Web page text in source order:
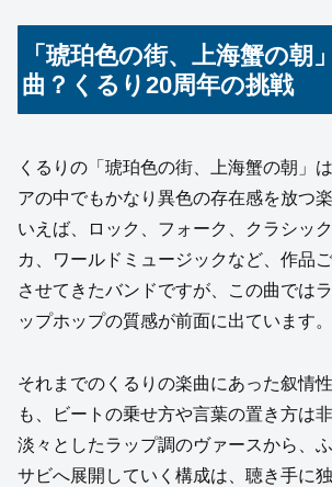
「琥珀色の街、上海蟹の朝
曲？くるり20周年の挑戦
くるりの「琥珀色の街、上海蟹の朝」
アの中でもかなり異色の存在感を放つ
いえば、ロック、フォーク、クラシッ
カ、ワールドミュージックなど、作品
させてきたバンドですが、この曲では
ップホップの質感が前面に出ています。
それまでのくるりの楽曲にあった叙情
も、ビートの乗せ方や言葉の置き方は
淡々としたラップ調のヴァースから、
サビへ展開していく構成は、聴き手に